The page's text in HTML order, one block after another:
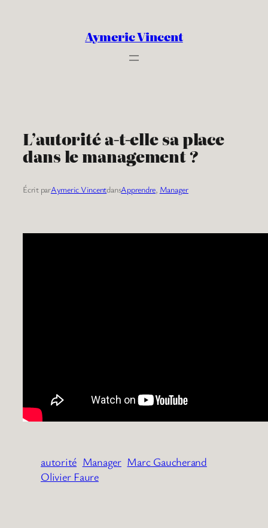
Aymeric Vincent
L’autorité a-t-elle sa place
dans le management ?
Écrit parAymeric VincentdansApprendre, Manager
autorité Manager Marc Gaucherand
Olivier Faure